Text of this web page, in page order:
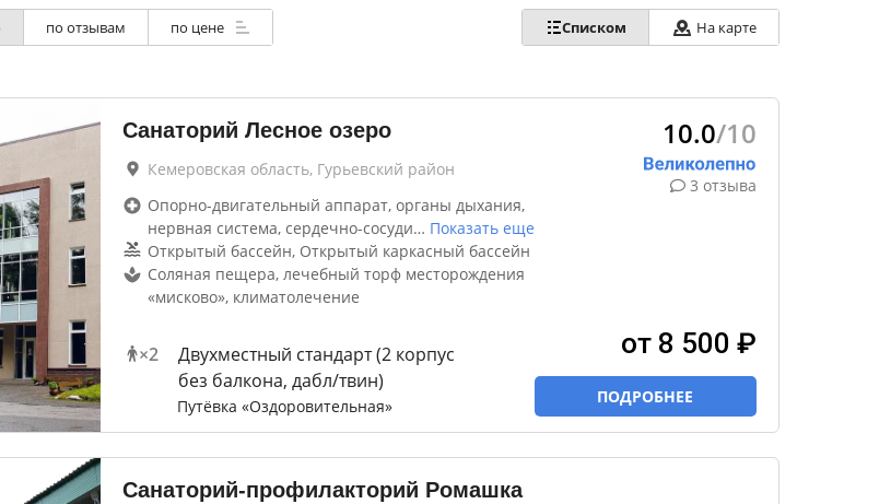
по отзывам по цене Списком На карте
Санаторий Лесное озеро
Кемеровская область, Гурьевский район
Опорно-двигательный аппарат, органы дыхания,
нервная система, сердечно-сосуди… Показать еще
Открытый бассейн, Открытый каркасный бассейн
Соляная пещера, лечебный торф месторождения
«мисково», климатолечение
×2
Двухместный стандарт (2 корпус
без балкона, дабл/твин)
Путёвка «Оздоровительная»
10.0/10
3 отзыва
от 8 500 ₽
ПОДРОБНЕЕ
Санаторий-профилакторий Ромашка